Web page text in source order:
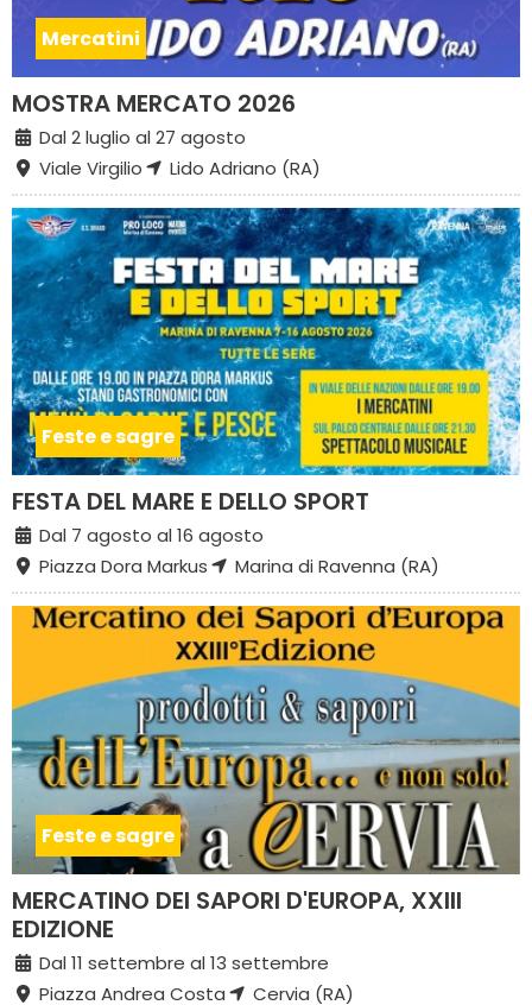
Mercatini
MOSTRA MERCATO 2026
Dal 2 luglio al 27 agosto
Viale Virgilio
Lido Adriano (RA)
Feste e sagre
FESTA DEL MARE E DELLO SPORT
Dal 7 agosto al 16 agosto
Piazza Dora Markus
Marina di Ravenna (RA)
Feste e sagre
MERCATINO DEI SAPORI D'EUROPA, XXIII
EDIZIONE
Dal 11 settembre al 13 settembre
Piazza Andrea Costa
Cervia (RA)